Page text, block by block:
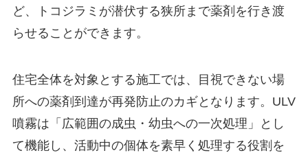
ど、トコジラミが潜伏する狭所まで薬剤を行き渡
らせることができます。
住宅全体を対象とする施工では、目視できない場
所への薬剤到達が再発防止のカギとなります。ULV
噴霧は「広範囲の成虫・幼虫への一次処理」とし
て機能し、活動中の個体を素早く処理する役割を